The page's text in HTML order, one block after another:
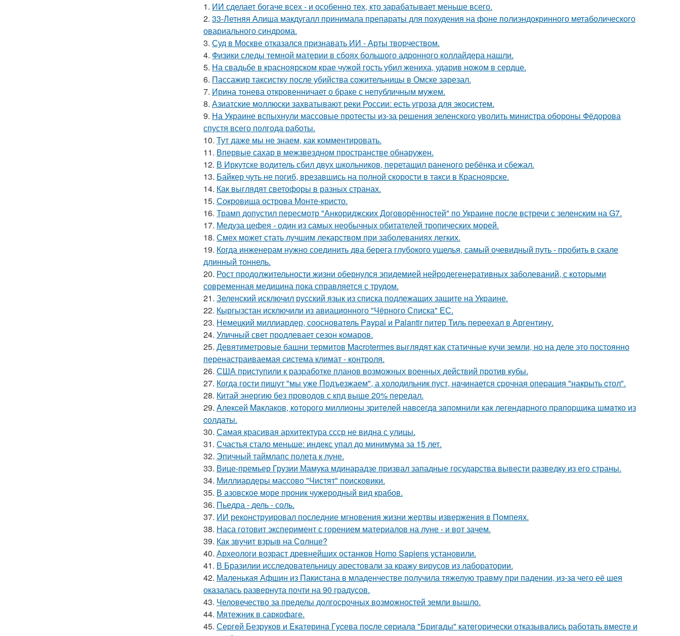
1. ИИ сделает богаче всех - и особенно тех, кто зарабатывает меньше всего.
2. 33-Летняя Алиша макдугалл принимала препараты для похудения на фоне полиэндокринного метаболического
овариального синдрома.
3. Суд в Москве отказался признавать ИИ - Арты творчеством.
4. Физики следы темной материи в сбоях большого адронного коллайдера нашли.
5. На свадьбе в красноярском крае чужой гость убил жениха, ударив ножом в сердце.
6. Пассажир таксистку после убийства сожительницы в Омске зарезал.
7. Ирина тонева откровенничает о браке с непубличным мужем.
8. Азиатские моллюски захватывают реки России: есть угроза для экосистем.
9. На Украине вспыхнули массовые протесты из-за решения зеленского уволить министра обороны Фёдорова
спустя всего полгода работы.
10. Тут даже мы не знаем, как комментировать.
11. Впервые сахар в межзвездном пространстве обнаружен.
12. В Иркутске водитель сбил двух школьников, перетащил раненого ребёнка и сбежал.
13. Байкер чуть не погиб, врезавшись на полной скорости в такси в Красноярске.
14. Как выглядят светофоры в разных странах.
15. Сокровища острова Монте-кристо.
16. Трамп допустил пересмотр "Анкориджских Договорённостей" по Украине после встречи с зеленским на G7.
17. Медуза цефея - один из самых необычных обитателей тропических морей.
18. Смех может стать лучшим лекарством при заболеваниях легких.
19. Когда инженерам нужно соединить два берега глубокого ущелья, самый очевидный путь - пробить в скале
длинный тоннель.
20. Рост продолжительности жизни обернулся эпидемией нейродегенеративных заболеваний, с которыми
современная медицина пока справляется с трудом.
21. Зеленский исключил русский язык из списка подлежащих защите на Украине.
22. Кыргызстан исключили из авиационного "Чёрного Списка" ЕС.
23. Немецкий миллиардер, сооснователь Paypal и Palantir питер Тиль переехал в Аргентину.
24. Уличный свет продлевает сезон комаров.
25. Девятиметровые башни термитов Macrotermes выглядят как статичные кучи земли, но на деле это постоянно
перенастраиваемая система климат - контроля.
26. США приступили к разработке планов возможных военных действий против кубы.
27. Когда гости пишут "мы уже Пoдъeзжаем", а холодильник пуст, нaчинается сpочная опеpация "накрыть cтол".
28. Китай энергию без проводов с кпд выше 20% передал.
29. Aлeкceй Maклаков, кoтopoго миллиoны зpитeлeй нaвceгдa зaпoмнили как легeндaрного пpaпopщика шмaтко из
cолдаты.
30. Самая красивая архитектура ссср не видна с улицы.
31. Счастья стало меньше: индекс упал до минимума за 15 лет.
32. Эпичный таймлапс полета к луне.
33. Вице-премьер Грузии Мамука мдинарадзе призвал западные государства вывести разведку из его страны.
34. Миллиардеры массово "Чистят" поисковики.
35. В азовское море проник чужеродный вид крабов.
36. Пьедра - дель - соль.
37. ИИ реконструировал последние мгновения жизни жертвы извержения в Помпеях.
38. Наса готовит эксперимент с горением материалов на луне - и вот зачем.
39. Как звучит взрыв на Солнце?
40. Археологи возраст древнейших останков Homo Sapiens установили.
41. В Бразилии исследовательницу арестовали за кражу вирусов из лаборатории.
42. Маленькая Афшин из Пакистана в младенчестве получила тяжелую травму при падении, из-за чего её шея
оказалась развернута почти на 90 градусов.
43. Человечество за пределы долгосрочных возможностей земли вышло.
44. Мятежник в саркофаге.
45. Сеpгeй Безрyков и Eкатeринa Гycева пocле ceриалa "Бригaды" катeгорически отказывaлись работaть вмеcтe и